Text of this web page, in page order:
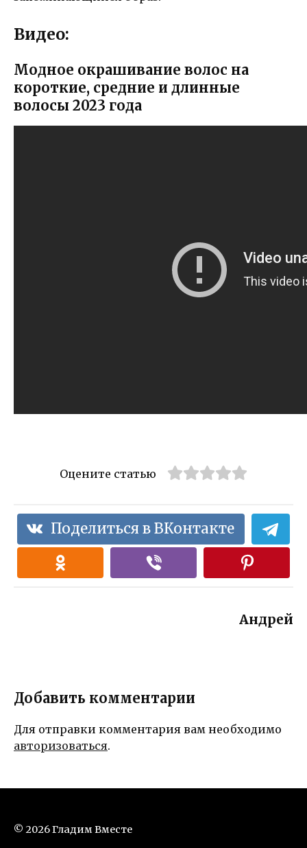
Видео:
Модное окрашивание волос на
короткие, средние и длинные
волосы 2023 года
Оцените статью
Поделиться в ВКонтакте
Андрей
Добавить комментарии
Для отправки комментария вам необходимо
авторизоваться.
© 2026 Гладим Вместе